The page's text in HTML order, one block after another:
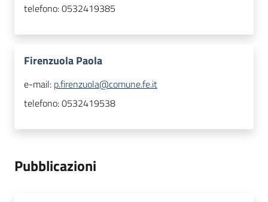
telefono:0532419385
Firenzuola Paola
e-mail: p.firenzuola@comune.fe.it
telefono:0532419538
Pubblicazioni